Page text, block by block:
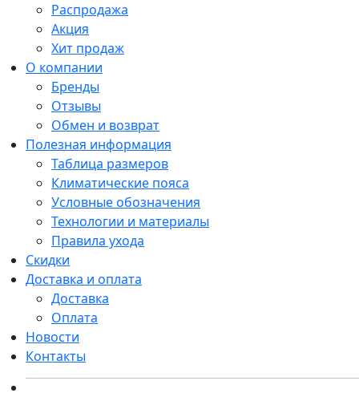
Распродажа
Акция
Хит продаж
О компании
Бренды
Отзывы
Обмен и возврат
Полезная информация
Таблица размеров
Климатические пояса
Условные обозначения
Технологии и материалы
Правила ухода
Скидки
Доставка и оплата
Доставка
Оплата
Новости
Контакты